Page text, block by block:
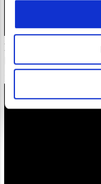
Il “nuovo Warren
28/07/26 20:17